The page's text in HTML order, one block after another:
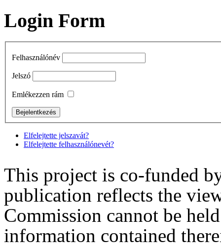
Login Form
Felhasználónév
Jelszó
Emlékezzen rám
Elfelejtette jelszavát?
Elfelejtette felhasználónevét?
This project is co-funded
publication reflects the
Commission cannot be
information contained